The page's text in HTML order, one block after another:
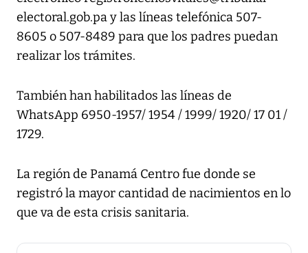
electoral.gob.pa y las líneas telefónica 507-
8605 o 507-8489 para que los padres puedan
realizar los trámites.
También han habilitados las líneas de
WhatsApp 6950-1957/ 1954 / 1999/ 1920/ 17 01 /
1729.
La región de Panamá Centro fue donde se
registró la mayor cantidad de nacimientos en lo
que va de esta crisis sanitaria.